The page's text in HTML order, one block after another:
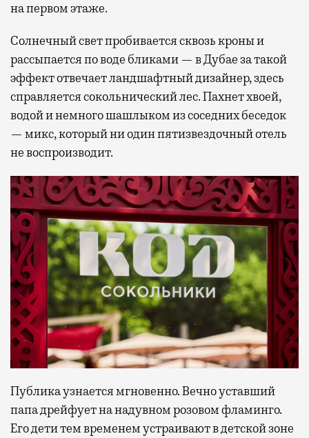
на первом этаже.
Солнечный свет пробивается сквозь кроны и
рассыпается по воде бликами — в Дубае за такой
эффект отвечает ландшафтный дизайнер, здесь
справляется сокольнический лес. Пахнет хвоей,
водой и немного шашлыком из соседних беседок
— микс, который ни один пятизвездочный отель
не воспроизводит.
Публика узнается мгновенно. Вечно уставший
папа дрейфует на надувном розовом фламинго.
Его дети тем временем устраивают в детской зоне